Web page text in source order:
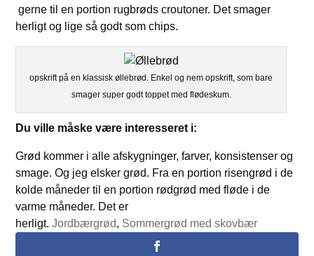
gerne til en portion rugbrøds croutoner. Det smager
herligt og lige så godt som chips.
opskrift på en klassisk øllebrød. Enkel og nem opskrift, som bare
smager super godt toppet med flødeskum.
Du ville måske være interesseret i:
Grød kommer i alle afskygninger, farver, konsistenser og
smage. Og jeg elsker grød. Fra en portion risengrød i de
kolde måneder til en portion rødgrød med fløde i de
varme måneder. Det er
herligt.Jordbærgrød, Sommergrød med skovbær